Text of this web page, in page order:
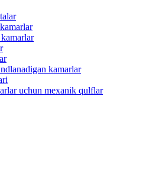
kamarlar
uchun mexanik qulflar